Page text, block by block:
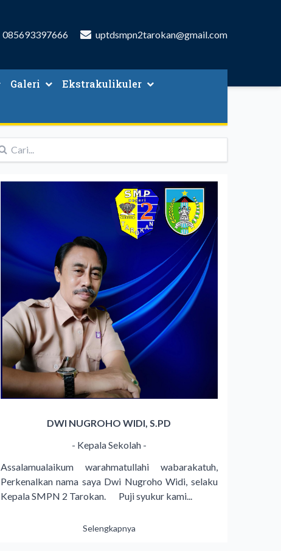
085693397666 uptdsmpn2tarokan@gmail.com
Galeri
Ekstrakulikuler
DWI NUGROHO WIDI, S.PD
- Kepala Sekolah -
Assalamualaikum warahmatullahi wabarakatuh,
Perkenalkan nama saya Dwi Nugroho Widi, selaku
Kepala SMPN 2 Tarokan. Puji syukur kami...
Selengkapnya